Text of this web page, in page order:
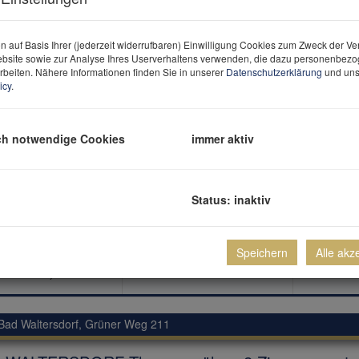
-
wie im eigenen Haus – stilvolles Townhouse
ca. 91 m2
Waltersdorf, Grüner Weg 211
auf Basis Ihrer (jederzeit widerrufbaren) Einwilligung Cookies zum Zweck der
sowie zur Analyse Ihres Userverhaltens verwenden, die dazu
Nähere Informationen finden Sie in unserer Datenschutzerklärung und
.
notwendige Cookies immer aktiv
Status: inaktiv
Speichern Alle